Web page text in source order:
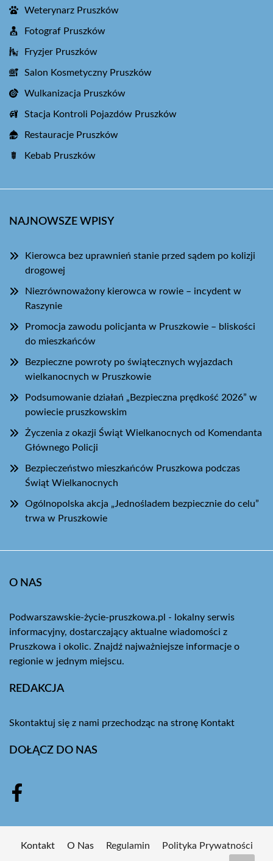
Weterynarz Pruszków
Fotograf Pruszków
Fryzjer Pruszków
Salon Kosmetyczny Pruszków
Wulkanizacja Pruszków
Stacja Kontroli Pojazdów Pruszków
Restauracje Pruszków
Kebab Pruszków
NAJNOWSZE WPISY
Kierowca bez uprawnień stanie przed sądem po kolizji
drogowej
Niezrównoważony kierowca w rowie – incydent w
Raszynie
Promocja zawodu policjanta w Pruszkowie – bliskości
do mieszkańców
Bezpieczne powroty po świątecznych wyjazdach
wielkanocnych w Pruszkowie
Podsumowanie działań „Bezpieczna prędkość 2026” w
powiecie pruszkowskim
Życzenia z okazji Świąt Wielkanocnych od Komendanta
Głównego Policji
Bezpieczeństwo mieszkańców Pruszkowa podczas
Świąt Wielkanocnych
Ogólnopolska akcja „Jednośladem bezpiecznie do celu”
trwa w Pruszkowie
O NAS
Podwarszawskie-życie-pruszkowa.pl - lokalny serwis
informacyjny, dostarczający aktualne wiadomości z
Pruszkowa i okolic. Znajdź najważniejsze informacje o
regionie w jednym miejscu.
REDAKCJA
Skontaktuj się z nami przechodząc na stronę Kontakt
DOŁĄCZ DO NAS
Kontakt O Nas Regulamin Polityka Prywatności